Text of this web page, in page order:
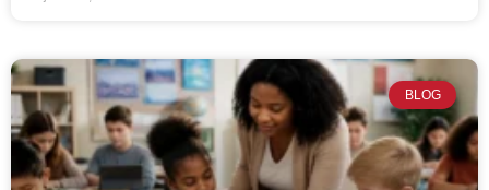
BLOG